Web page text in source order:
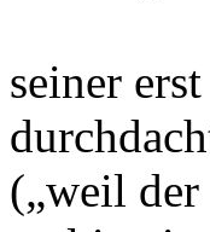
seiner
(„weil